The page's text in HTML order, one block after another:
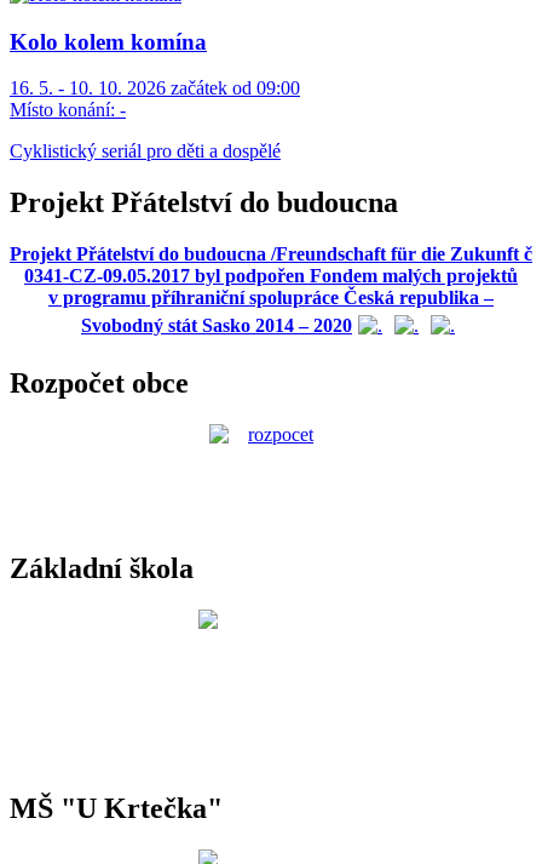
Kolo kolem komína
16. 5. - 10. 10. 2026 začátek od 09:00
Místo konání: -
Cyklistický seriál pro děti a dospělé
Projekt Přátelství do budoucna
Projekt Přátelství do budoucna /Freundschaft für die Zukunft č
0341-CZ-09.05.2017 byl podpořen Fondem malých projektů
v programu příhraniční spolupráce Česká republika –
Svobodný stát Sasko 2014 – 2020
Rozpočet obce
Základní škola
MŠ "U Krtečka"